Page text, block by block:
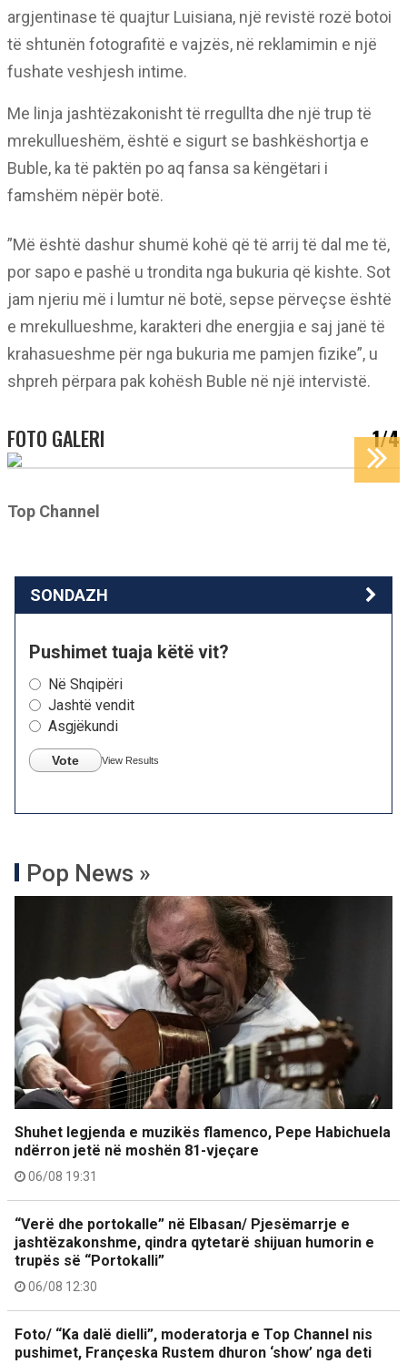
argjentinase të quajtur Luisiana, një revistë rozë botoi
të shtunën fotografitë e vajzës, në reklamimin e një
fushate veshjesh intime.
Me linja jashtëzakonisht të rregullta dhe një trup të
mrekullueshëm, është e sigurt se bashkëshortja e
Buble, ka të paktën po aq fansa sa këngëtari i
famshëm nëpër botë.
”Më është dashur shumë kohë që të arrij të dal me të,
por sapo e pashë u trondita nga bukuria që kishte. Sot
jam njeriu më i lumtur në botë, sepse përveçse është
e mrekullueshme, karakteri dhe energjia e saj janë të
krahasueshme për nga bukuria me pamjen fizike”, u
shpreh përpara pak kohësh Buble në një intervistë.
FOTO GALERI 1/4
Top Channel
SONDAZH
Pushimet tuaja këtë vit?
Në Shqipëri
Jashtë vendit
Asgjëkundi
Vote View Results
Pop News »
Shuhet legjenda e muzikës flamenco, Pepe Habichuela
ndërron jetë në moshën 81-vjeçare
06/08 19:31
“Verë dhe portokalle” në Elbasan/ Pjesëmarrje e
jashtëzakonshme, qindra qytetarë shijuan humorin e
trupës së “Portokalli”
06/08 12:30
Foto/ “Ka dalë dielli”, moderatorja e Top Channel nis
pushimet, Françeska Rustem dhuron ‘show’ nga deti